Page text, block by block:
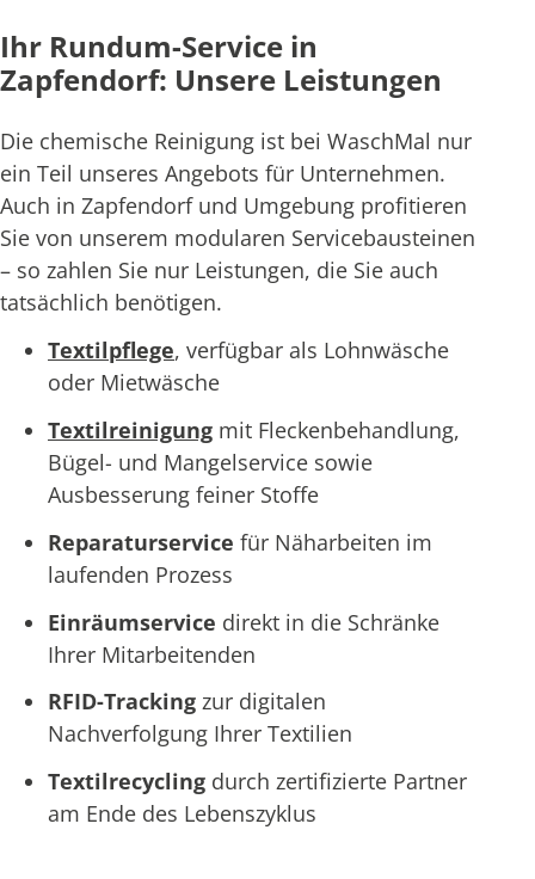
Ihr Rundum-Service in
Zapfendorf: Unsere Leistungen
Die chemische Reinigung ist bei WaschMal nur
ein Teil unseres Angebots für Unternehmen.
Auch in Zapfendorf und Umgebung profitieren
Sie von unserem modularen Servicebausteinen
– so zahlen Sie nur Leistungen, die Sie auch
tatsächlich benötigen.
Textilpflege, verfügbar als Lohnwäsche
oder Mietwäsche
Textilreinigung mit Fleckenbehandlung,
Bügel- und Mangelservice sowie
Ausbesserung feiner Stoffe
Reparaturservice für Näharbeiten im
laufenden Prozess
Einräumservice direkt in die Schränke
Ihrer Mitarbeitenden
RFID-Tracking zur digitalen
Nachverfolgung Ihrer Textilien
Textilrecycling durch zertifizierte Partner
am Ende des Lebenszyklus